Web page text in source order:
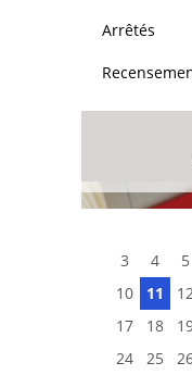
Arrêtés
3
4 5
10
11 12
17
18
24
25